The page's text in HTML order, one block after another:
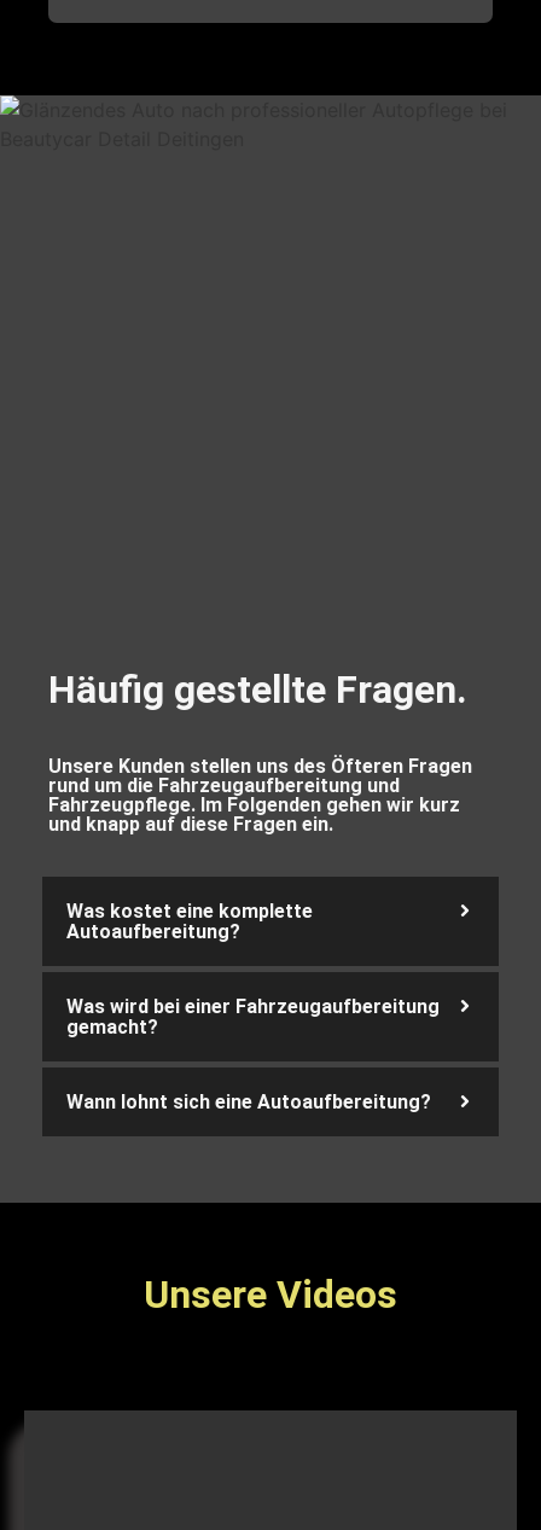
Häufig gestellte Fragen.
Unsere Kunden stellen uns des Öfteren Fragen
rund um die Fahrzeugaufbereitung und
Fahrzeugpflege. Im Folgenden gehen wir kurz
und knapp auf diese Fragen ein.
Was kostet eine komplette
Autoaufbereitung?
Was wird bei einer Fahrzeugaufbereitung
gemacht?
Wann lohnt sich eine Autoaufbereitung?
Unsere Videos